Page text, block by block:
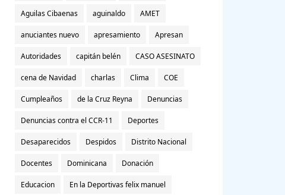
Aguilas Cibaenas aguinaldo AMET
anuciantes nuevo apresamiento Apresan
Autoridades capitán belén CASO ASESINATO
cena de Navidad charlas Clima COE
Cumpleaños de la Cruz Reyna Denuncias
Denuncias contra el CCR-11 Deportes
Desaparecidos Despidos Distrito Nacional
Docentes Dominicana Donación
Educacion En la Deportivas felix manuel